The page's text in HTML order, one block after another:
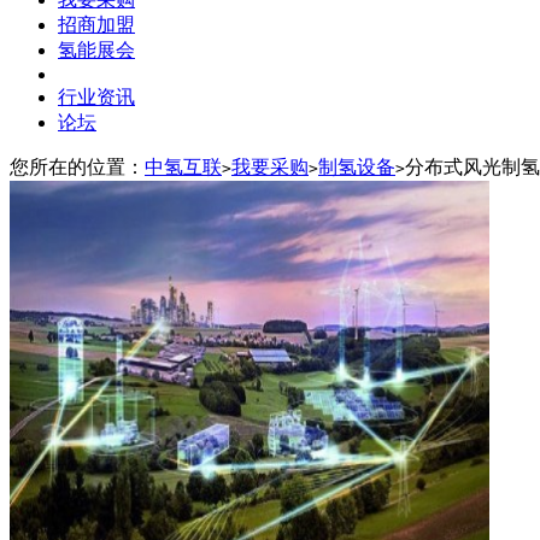
招商加盟
氢能展会
行业资讯
论坛
您所在的位置： 中氢互联>我要采购>制氢设备>分布式风光制